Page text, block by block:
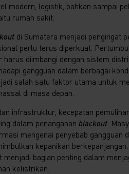
modern, logistik, bahkan sampai
rumah sakit.
di Sumatera menjadi pengingat
perlu terus diperkuat.
harus diimbangi dengan sistem
gangguan dalam berbagai
salah satu faktor utama untuk
di masa depan.
infrastruktur, kecepatan
dalam penanganan blackout.
mengenai penyebab gangguan
kepanikan
bagian penting dalam
kelistrikan.